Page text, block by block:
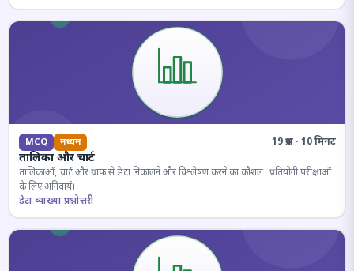
MCQ मध्यम 19 प्रश्न · 10 मिनट
तालिका और चार्ट
तालिकाओं, चार्ट और ग्राफ से डेटा निकालने और विश्लेषण करने का कौशल। प्रतियोगी परीक्षाओं
के लिए अनिवार्य।
डेटा व्याख्या प्रश्नोत्तरी